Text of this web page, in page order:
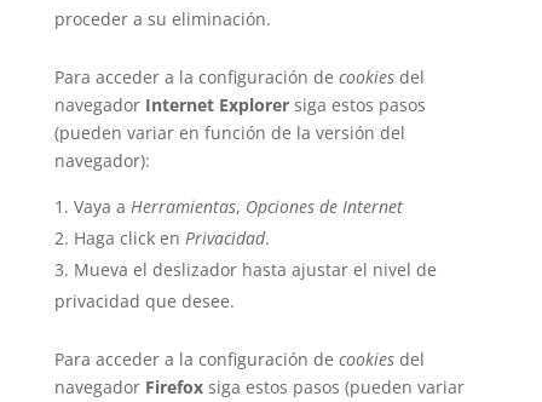
proceder a su eliminación.
Para acceder a la configuración de cookiesdel
navegador Internet Explorersiga estos pasos
(pueden variar en función de la versión del
navegador):
Vaya a Herramientas, Opciones de Internet
Haga click en Privacidad.
Mueva el deslizador hasta ajustar el nivel de
privacidad que desee.
Para acceder a la configuración de cookiesdel
navegador Firefoxsiga estos pasos (pueden variar